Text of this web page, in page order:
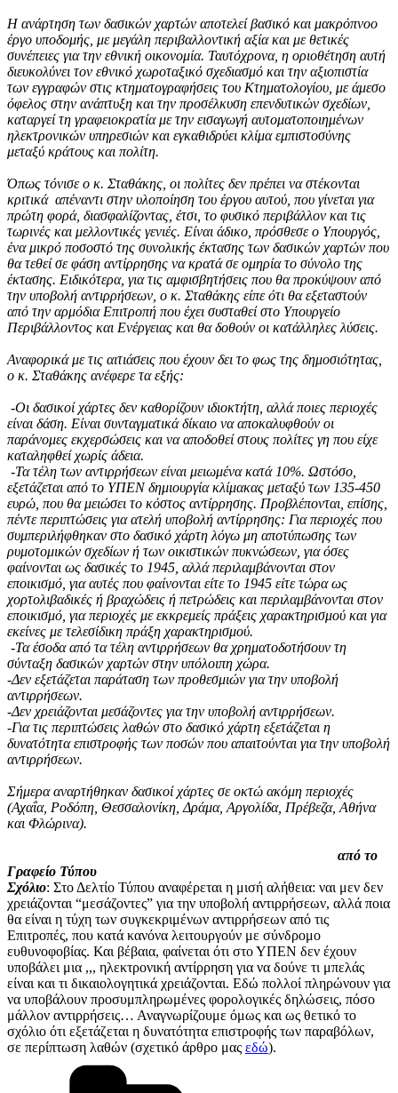
Η ανάρτηση των δασικών χαρτών αποτελεί βασικό και μακρόπνοο
έργο υποδομής, με μεγάλη περιβαλλοντική αξία και με θετικές
συνέπειες για την εθνική οικονομία. Ταυτόχρονα, η οριοθέτηση αυτή
διευκολύνει τον εθνικό χωροταξικό σχεδιασμό και την αξιοπιστία
των εγγραφών στις κτηματογραφήσεις του Κτηματολογίου, με άμεσο
όφελος στην ανάπτυξη και την προσέλκυση επενδυτικών σχεδίων,
καταργεί τη γραφειοκρατία με την εισαγωγή αυτοματοποιημένων
ηλεκτρονικών υπηρεσιών και εγκαθιδρύει κλίμα εμπιστοσύνης
μεταξύ κράτους και πολίτη.
Όπως τόνισε ο κ. Σταθάκης, οι πολίτες δεν πρέπει να στέκονται
κριτικά απέναντι στην υλοποίηση του έργου αυτού, που γίνεται για
πρώτη φορά, διασφαλίζοντας, έτσι, το φυσικό περιβάλλον και τις
τωρινές και μελλοντικές γενιές. Είναι άδικο, πρόσθεσε ο Υπουργός,
ένα μικρό ποσοστό της συνολικής έκτασης των δασικών χαρτών που
θα τεθεί σε φάση αντίρρησης να κρατά σε ομηρία το σύνολο της
έκτασης. Ειδικότερα, για τις αμφισβητήσεις που θα προκύψουν από
την υποβολή αντιρρήσεων, ο κ. Σταθάκης είπε ότι θα εξεταστούν
από την αρμόδια Επιτροπή που έχει συσταθεί στο Υπουργείο
Περιβάλλοντος και Ενέργειας και θα δοθούν οι κατάλληλες λύσεις.
Αναφορικά με τις αιτιάσεις που έχουν δει το φως της δημοσιότητας,
ο κ. Σταθάκης ανέφερε τα εξής:
-Οι δασικοί χάρτες δεν καθορίζουν ιδιοκτήτη, αλλά ποιες περιοχές
είναι δάση. Είναι συνταγματικά δίκαιο να αποκαλυφθούν οι
παράνομες εκχερσώσεις και να αποδοθεί στους πολίτες γη που είχε
καταληφθεί χωρίς άδεια.
-Τα τέλη των αντιρρήσεων είναι μειωμένα κατά 10%. Ωστόσο,
εξετάζεται από το ΥΠΕΝ δημιουργία κλίμακας μεταξύ των 135-450
ευρώ, που θα μειώσει το κόστος αντίρρησης. Προβλέπονται, επίσης,
πέντε περιπτώσεις για ατελή υποβολή αντίρρησης: Για περιοχές που
συμπεριλήφθηκαν στο δασικό χάρτη λόγω μη αποτύπωσης των
ρυμοτομικών σχεδίων ή των οικιστικών πυκνώσεων, για όσες
φαίνονται ως δασικές το 1945, αλλά περιλαμβάνονται στον
εποικισμό, για αυτές που φαίνονται είτε το 1945 είτε τώρα ως
χορτολιβαδικές ή βραχώδεις ή πετρώδεις και περιλαμβάνονται στον
εποικισμό, για περιοχές με εκκρεμείς πράξεις χαρακτηρισμού και για
εκείνες με τελεσίδικη πράξη χαρακτηρισμού.
-Τα έσοδα από τα τέλη αντιρρήσεων θα χρηματοδοτήσουν τη
σύνταξη δασικών χαρτών στην υπόλοιπη χώρα.
-Δεν εξετάζεται παράταση των προθεσμιών για την υποβολή
αντιρρήσεων.
-Δεν χρειάζονται μεσάζοντες για την υποβολή αντιρρήσεων.
-Για τις περιπτώσεις λαθών στο δασικό χάρτη εξετάζεται η
δυνατότητα επιστροφής των ποσών που απαιτούνται για την υποβολή
αντιρρήσεων.
Σήμερα αναρτήθηκαν δασικοί χάρτες σε οκτώ ακόμη περιοχές
(Αχαΐα, Ροδόπη, Θεσσαλονίκη, Δράμα, Αργολίδα, Πρέβεζα, Αθήνα
και Φλώρινα).
από το
Γραφείο Τύπου
Σχόλιο: Στο Δελτίο Τύπου αναφέρεται η μισή αλήθεια: ναι μεν δεν
χρειάζονται “μεσάζοντες” για την υποβολή αντιρρήσεων, αλλά ποια
θα είναι η τύχη των συγκεκριμένων αντιρρήσεων από τις
Επιτροπές, που κατά κανόνα λειτουργούν με σύνδρομο
ευθυνοφοβίας. Και βέβαια, φαίνεται ότι στο ΥΠΕΝ δεν έχουν
υποβάλει μια ,,, ηλεκτρονική αντίρρηση για να δούνε τι μπελάς
είναι και τι δικαιολογητικά χρειάζονται. Εδώ πολλοί πληρώνουν για
να υποβάλουν προσυμπληρωμένες φορολογικές δηλώσεις, πόσο
μάλλον αντιρρήσεις… Αναγνωρίζουμε όμως και ως θετικό το
σχόλιο ότι εξετάζεται η δυνατότητα επιστροφής των παραβόλων,
σε περίπτωση λαθών (σχετικό άρθρο μας εδώ).